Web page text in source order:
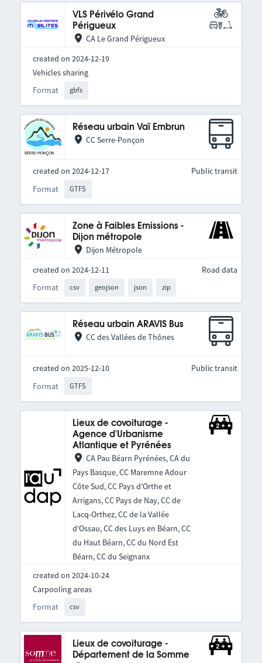
VLS Périvélo Grand
Périgueux
CA Le Grand Périgueux
created on 2024-12-19
Format gbfs
Vehicles sharing
Réseau urbain Vaï Embrun
CC Serre-Ponçon
created on 2024-12-17
Format
GTFS
Public transit
Zone à Faibles Emissions -
Dijon métropole
Dijon Métropole
created on 2024-12-11
Format
csv geojson json zip
Road data
Réseau urbain ARAVIS Bus
CC des Vallées de Thônes
created on 2025-12-10
Format
GTFS
Public transit
Lieux de covoiturage -
Agence d'Urbanisme
Atlantique et Pyrénées
CA Pau Béarn Pyrénées, CA du
Pays Basque, CC Maremne Adour
Côte Sud, CC Pays d'Orthe et
Arrigans, CC Pays de Nay, CC de
Lacq-Orthez, CC de la Vallée
d'Ossau, CC des Luys en Béarn, CC
du Haut Béarn, CC du Nord Est
Béarn, CC du Seignanx
created on 2024-10-24
Format csv
Carpooling areas
Lieux de covoiturage -
Département de la Somme